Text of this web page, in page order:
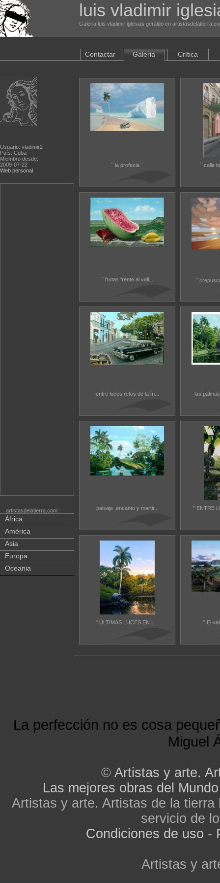
luis vladimir
Galeria luis vladimir iglesias geraldo en
Usuario: vladimir2
País: Cuba
Miembro desde:
2009-07-22
Web personal
artistasdelatierra.com:
África
América
Asia
Europa
Oceania
Contactar Galeria Crítica
´´la profecia´´ ´´calle
´´frutas frente al vall...
entre luces retos de la m... las
paisaje ,encanto y martir... " ENTRE
" ÚLTIMAS LUCES EN L... " El
La perfección no es cosa
Miguel
© Artistas y arte.
Las mejores obras del Mundo
Artistas y arte. Artistas de la
servicio de
Condiciones de uso -
Artistas y